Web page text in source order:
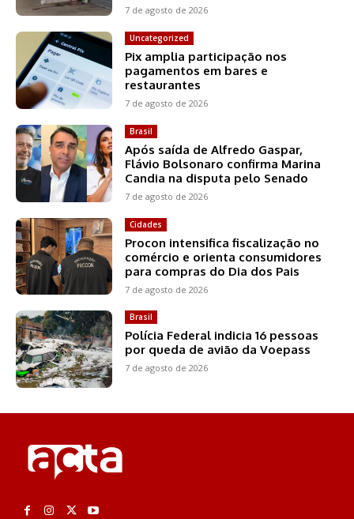
7 de agosto de 2026
Uncategorized
Pix amplia participação nos
pagamentos em bares e
restaurantes
7 de agosto de 2026
Brasil
Após saída de Alfredo Gaspar,
Flávio Bolsonaro confirma Marina
Candia na disputa pelo Senado
7 de agosto de 2026
Cidades
Procon intensifica fiscalização no
comércio e orienta consumidores
para compras do Dia dos Pais
7 de agosto de 2026
Brasil
Polícia Federal indicia 16 pessoas
por queda de avião da Voepass
7 de agosto de 2026